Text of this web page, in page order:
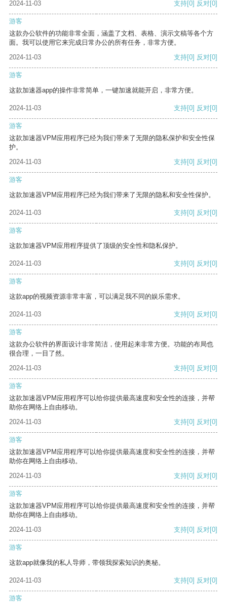
2024-11-03
支持[0] 反对[0]
游客
这款办公软件的功能非常全面，涵盖了文档、表格、演示文稿等各个方
面。我可以使用它来完成日常办公的所有任务，非常方便。
2024-11-03
支持[0] 反对[0]
游客
这款加速器app的操作非常简单，一键加速就能开启，非常方便。
2024-11-03 支持[0] 反对[0]
游客
这款加速器VPM应用程序已经为我们带来了无限的隐私保护和安全性保
护。
2024-11-03
支持[0] 反对[0]
游客
这款加速器VPM应用程序已经为我们带来了无限的隐私和安全性保护。
2024-11-03 支持[0] 反对[0]
游客
这款加速器VPM应用程序提供了顶级的安全性和隐私保护。
2024-11-03 支持[0] 反对[0]
游客
这款app的视频资源非常丰富，可以满足我不同的娱乐需求。
2024-11-03 支持[0] 反对[0]
游客
这款办公软件的界面设计非常简洁，使用起来非常方便。功能的布局也
很合理，一目了然。
2024-11-03
支持[0] 反对[0]
游客
这款加速器VPM应用程序可以给你提供最高速度和安全性的连接，并帮
助你在网络上自由移动。
2024-11-03
支持[0] 反对[0]
游客
这款加速器VPM应用程序可以给你提供最高速度和安全性的连接，并帮
助你在网络上自由移动。
2024-11-03
支持[0] 反对[0]
游客
这款加速器VPM应用程序可以给你提供最高速度和安全性的连接，并帮
助你在网络上自由移动。
2024-11-03
支持[0] 反对[0]
游客
这款app就像我的私人导师，带领我探索知识的奥秘。
2024-11-03 支持[0] 反对[0]
游客